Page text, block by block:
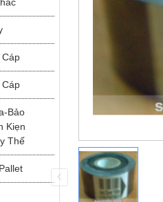
Bảo
Kiẹn
Thế
ĐAI